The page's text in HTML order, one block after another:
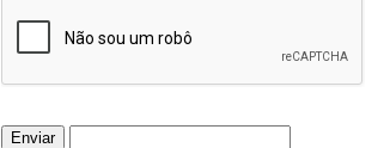
Enviar